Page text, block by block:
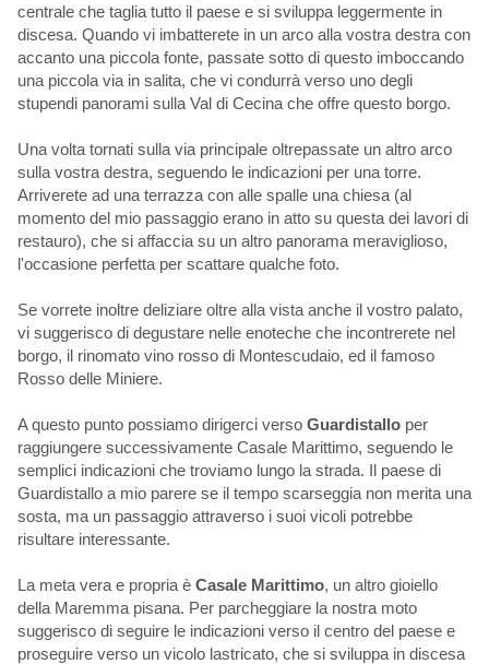
centrale che taglia tutto il paese e si sviluppa leggermente in
discesa. Quando vi imbatterete in un arco alla vostra destra con
accanto una piccola fonte, passate sotto di questo imboccando
una piccola via in salita, che vi condurrà verso uno degli
stupendi panorami sulla Val di Cecina che offre questo borgo.
Una volta tornati sulla via principale oltrepassate un altro arco
sulla vostra destra, seguendo le indicazioni per una torre.
Arriverete ad una terrazza con alle spalle una chiesa (al
momento del mio passaggio erano in atto su questa dei lavori di
restauro), che si affaccia su un altro panorama meraviglioso,
l'occasione perfetta per scattare qualche foto.
Se vorrete inoltre deliziare oltre alla vista anche il vostro palato,
vi suggerisco di degustare nelle enoteche che incontrerete nel
borgo, il rinomato vino rosso di Montescudaio, ed il famoso
Rosso delle Miniere.
A questo punto possiamo dirigerci verso Guardistalloper
raggiungere successivamente Casale Marittimo, seguendo le
semplici indicazioni che troviamo lungo la strada. Il paese di
Guardistallo a mio parere se il tempo scarseggia non merita una
sosta, ma un passaggio attraverso i suoi vicoli potrebbe
risultare interessante.
La meta vera e propria è Casale Marittimo, un altro gioiello
della Maremma pisana. Per parcheggiare la nostra moto
suggerisco di seguire le indicazioni verso il centro del paese e
proseguire verso un vicolo lastricato, che si sviluppa in discesa